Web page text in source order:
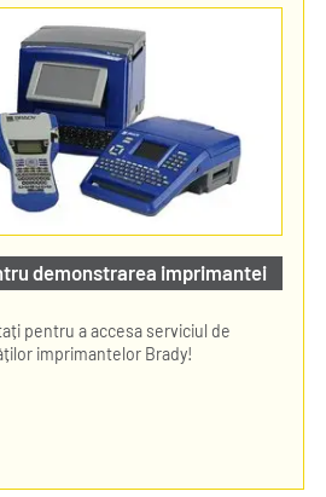
demonstrarea imprimantei
pentru a accesa serviciul de
imprimantelor Brady!